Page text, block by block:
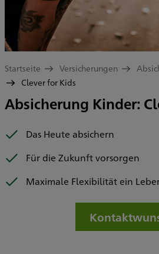
Startseite Versicherungen
Clever for Kids
Absicherung Kinder:
Das Heute absichern
Für die Zukunft vorsorgen
Maximale Flexibilität ein